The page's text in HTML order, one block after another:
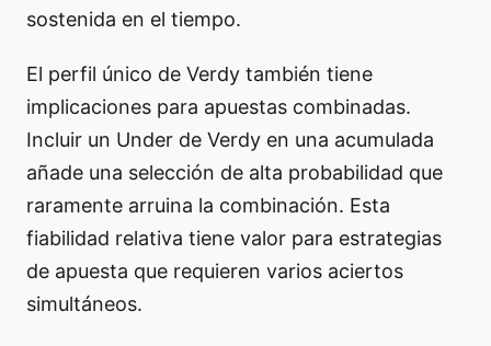
sostenida en el tiempo.
El perfil único de Verdy también tiene
implicaciones para apuestas combinadas.
Incluir un Under de Verdy en una acumulada
añade una selección de alta probabilidad que
raramente arruina la combinación. Esta
fiabilidad relativa tiene valor para estrategias
de apuesta que requieren varios aciertos
simultáneos.